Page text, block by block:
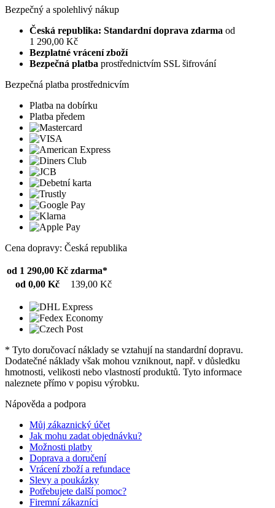
Bezpečný a spolehlivý nákup
Česká republika: Standardní doprava zdarma od
1 290,00 Kč
Bezplatné vrácení zboží
Bezpečná platba prostřednictvím SSL šifrování
Bezpečná platba prostřednicvím
Platba na dobírku
Platba předem
Cena dopravy: Česká republika
od 1 290,00 Kč zdarma*
od 0,00 Kč
139,00 Kč
* Tyto doručovací náklady se vztahují na standardní dopravu.
Dodatečné náklady však mohou vzniknout, např. v důsledku
hmotnosti, velikosti nebo vlastností produktů. Tyto informace
naleznete přímo v popisu výrobku.
Nápověda a podpora
Můj zákaznický účet
Jak mohu zadat objednávku?
Možnosti platby
Doprava a doručení
Vrácení zboží a refundace
Slevy a poukázky
Potřebujete další pomoc?
Firemní zákazníci